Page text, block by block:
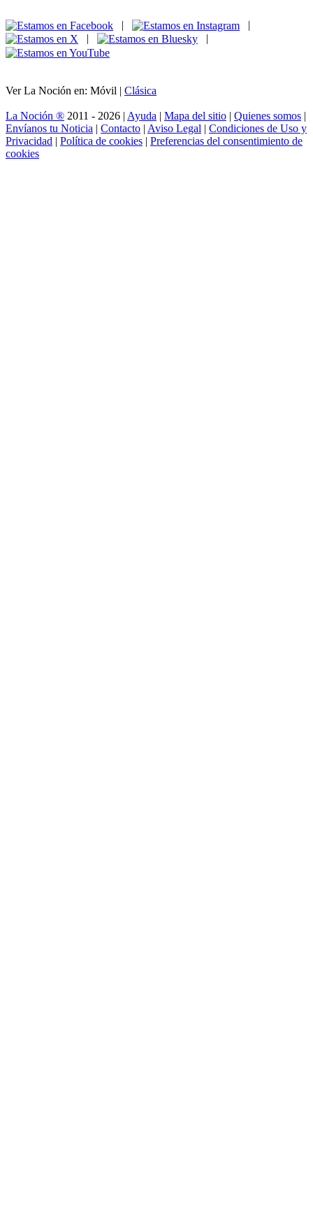
|
|
|
|
Ver La Noción en: Móvil | Clásica
La Noción ® 2011 - 2026 | Ayuda | Mapa del sitio | Quienes somos |
Envíanos tu Noticia | Contacto | Aviso Legal | Condiciones de Uso y
Privacidad | Política de cookies | Preferencias del consentimiento de
cookies